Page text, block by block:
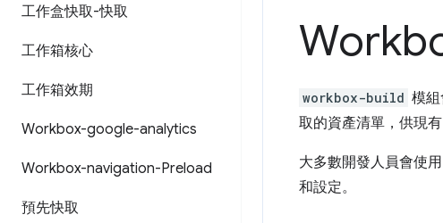
工作盒快取-快取
工作箱核心
工作箱效期
Workbox-google-analytics
Workbox-navigation-Preload
預先快取
workbox-build 模
取的資產清單，供現
大多數開發人員會使用
和設定。